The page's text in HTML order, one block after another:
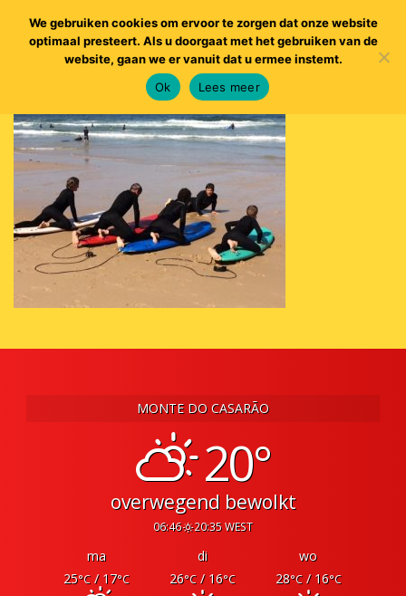
MONTE DO CASARÃO
20°
overwegend bewolkt
06:46 20:35 WEST
ma di
wo
25°C/ 17°C 26°C/ 16°C 28°C/ 16°C
We gebruiken cookies om ervoor te zorgen dat onze website
optimaal presteert. Als u doorgaat met het gebruiken van de
website, gaan we er vanuit dat u ermee instemt.
Ok
Lees meer